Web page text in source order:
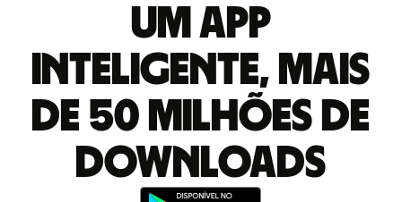
Um app
inteligente, mais
de 50 milhões de
downloads